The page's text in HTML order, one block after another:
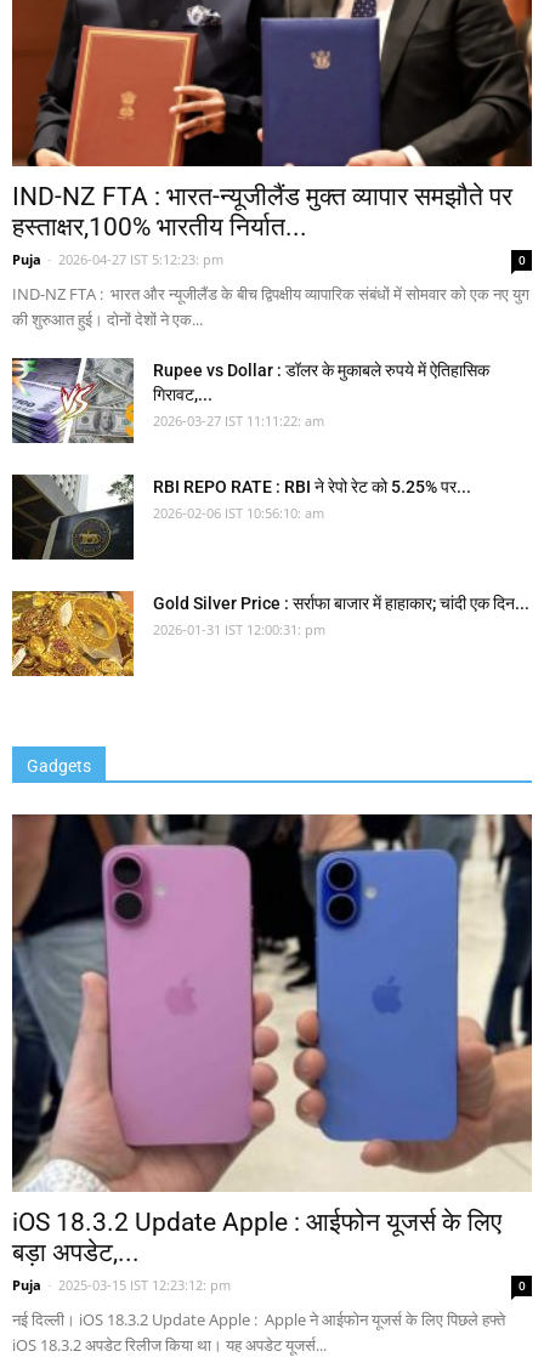
IND-NZ FTA : भारत-न्यूजीलैंड मुक्त व्यापार समझौते पर
हस्ताक्षर,100% भारतीय निर्यात...
Puja - 2026-04-27 IST 5:12:23: pm 0
IND-NZ FTA : भारत और न्यूजीलैंड के बीच द्विपक्षीय व्यापारिक संबंधों में सोमवार को एक नए युग
की शुरुआत हुई। दोनों देशों ने एक...
Rupee vs Dollar : डॉलर के मुकाबले रुपये में ऐतिहासिक
गिरावट,...
2026-03-27 IST 11:11:22: am
RBI REPO RATE : RBI ने रेपो रेट को 5.25% पर...
2026-02-06 IST 10:56:10: am
Gold Silver Price : सर्राफा बाजार में हाहाकार; चांदी एक दिन...
2026-01-31 IST 12:00:31: pm
Gadgets
iOS 18.3.2 Update Apple : आईफोन यूजर्स के लिए
बड़ा अपडेट,...
Puja - 2025-03-15 IST 12:23:12: pm 0
नई दिल्ली। iOS 18.3.2 Update Apple : Apple ने आईफोन यूजर्स के लिए पिछले हफ्ते
iOS 18.3.2 अपडेट रिलीज किया था। यह अपडेट यूजर्स...